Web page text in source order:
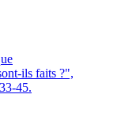
ils faits ?",
45.